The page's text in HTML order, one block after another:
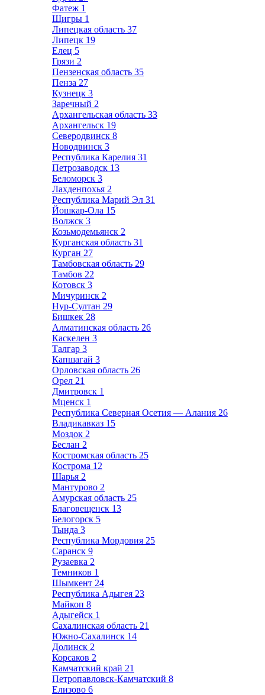
Фатеж 1
Щигры 1
Липецкая область 37
Липецк 19
Елец 5
Грязи 2
Пензенская область 35
Пенза 27
Кузнецк 3
Заречный 2
Архангельская область 33
Архангельск 19
Северодвинск 8
Новодвинск 3
Республика Карелия 31
Петрозаводск 13
Беломорск 3
Лахденпохья 2
Республика Марий Эл 31
Йошкар-Ола 15
Волжск 3
Козьмодемьянск 2
Курганская область 31
Курган 27
Тамбовская область 29
Тамбов 22
Котовск 3
Мичуринск 2
Нур-Султан 29
Бишкек 28
Алматинская область 26
Каскелен 3
Талгар 3
Капшагай 3
Орловская область 26
Орел 21
Дмитровск 1
Мценск 1
Республика Северная Осетия — Алания 26
Владикавказ 15
Моздок 2
Беслан 2
Костромская область 25
Кострома 12
Шарья 2
Мантурово 2
Амурская область 25
Благовещенск 13
Белогорск 5
Тында 3
Республика Мордовия 25
Саранск 9
Рузаевка 2
Темников 1
Шымкент 24
Республика Адыгея 23
Майкоп 8
Адыгейск 1
Сахалинская область 21
Южно-Сахалинск 14
Долинск 2
Корсаков 2
Камчатский край 21
Петропавловск-Камчатский 8
Елизово 6